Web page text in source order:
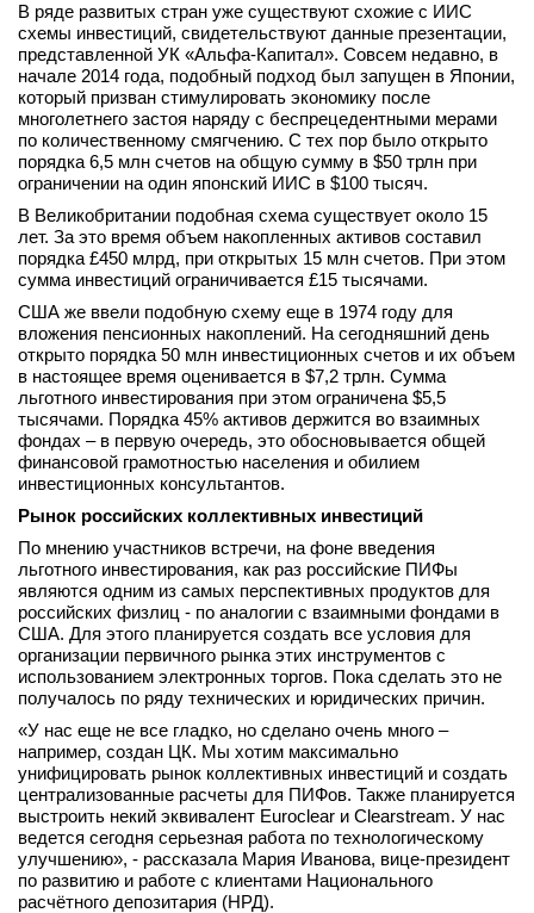
В ряде развитых стран уже существуют схожие с ИИС
схемы инвестиций, свидетельствуют данные презентации,
представленной УК «Альфа-Капитал». Совсем недавно, в
начале 2014 года, подобный подход был запущен в Японии,
который призван стимулировать экономику после
многолетнего застоя наряду с беспрецедентными мерами
по количественному смягчению. С тех пор было открыто
порядка 6,5 млн счетов на общую сумму в $50 трлн при
ограничении на один японский ИИС в $100 тысяч.
В Великобритании подобная схема существует около 15
лет. За это время объем накопленных активов составил
порядка £450 млрд, при открытых 15 млн счетов. При этом
сумма инвестиций ограничивается £15 тысячами.
США же ввели подобную схему еще в 1974 году для
вложения пенсионных накоплений. На сегодняшний день
открыто порядка 50 млн инвестиционных счетов и их объем
в настоящее время оценивается в $7,2 трлн. Сумма
льготного инвестирования при этом ограничена $5,5
тысячами. Порядка 45% активов держится во взаимных
фондах – в первую очередь, это обосновывается общей
финансовой грамотностью населения и обилием
инвестиционных консультантов.
Рынок российских коллективных инвестиций
По мнению участников встречи, на фоне введения
льготного инвестирования, как раз российские ПИФы
являются одним из самых перспективных продуктов для
российских физлиц - по аналогии с взаимными фондами в
США. Для этого планируется создать все условия для
организации первичного рынка этих инструментов с
использованием электронных торгов. Пока сделать это не
получалось по ряду технических и юридических причин.
«У нас еще не все гладко, но сделано очень много –
например, создан ЦК. Мы хотим максимально
унифицировать рынок коллективных инвестиций и создать
централизованные расчеты для ПИФов. Также планируется
выстроить некий эквивалент Euroclear и Clearstream. У нас
ведется сегодня серьезная работа по технологическому
улучшению», - рассказала Мария Иванова, вице-президент
по развитию и работе с клиентами Национального
расчётного депозитария (НРД).